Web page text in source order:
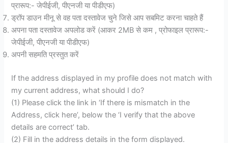
प्रारूप:- जेपीईजी, पीएनजी या पीडीएफ)
ड्रॉप डाउन मीनू से वह पता दस्तावेज चुने जिसे आप सबमिट करना चाहते हैं
अपना पता दस्तावेज अपलोड करें (आकर 2MB से कम , प्रोफाइल प्रारूप:-
जेपीईजी, पीएनजी या पीडीएफ)
अपनी सहमति प्रस्तुत करें
If the address displayed in my profile does not match with
my current address, what should I do?
(1) Please click the link in ‘If there is mismatch in the
Address, click here’, below the ‘I verify that the above
details are correct’ tab.
(2) Fill in the address details in the form displayed.